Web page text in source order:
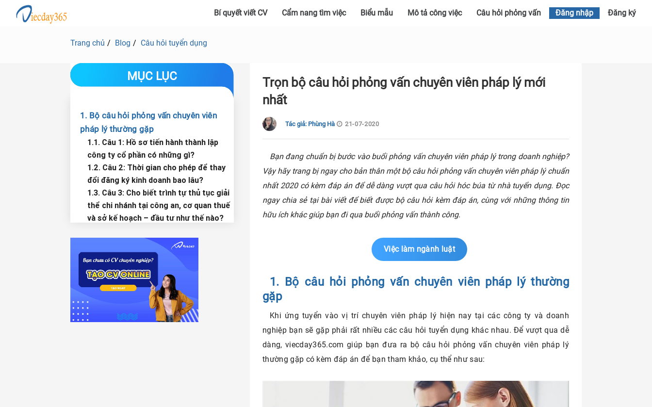
Bí quyết viết CV Cẩm nang tìm việc Biểu mẫu Mô tả công việc Câu hỏi phỏng vấn Đăng nhập Đăng ký
Trang chủ Blog Câu hỏi tuyển dụng
Trọn bộ câu hỏi phỏng vấn chuyên viên pháp lý mới
nhất
Tác giả: Phùng Hà 21-07-2020
Bạn đang chuẩn bị bước vào buổi phỏng vấn chuyên viên pháp lý trong doanh nghiệp?
Vậy hãy trang bị ngay cho bản thân một bộ câu hỏi phỏng vấn chuyên viên pháp lý chuẩn
nhất 2020 có kèm đáp án để dễ dàng vượt qua câu hỏi hóc búa từ nhà tuyển dụng. Đọc
ngay chia sẻ tại bài viết để biết được bộ câu hỏi kèm đáp án, cùng với những thông tin
hữu ích khác giúp bạn đi qua buổi phỏng vấn thành công.
MỤC LỤC
1. Bộ câu hỏi phỏng vấn chuyên viên
pháp lý thường gặp
1.1. Câu 1: Hồ sơ tiến hành thành lập
công ty cổ phần có những gì?
1.2. Câu 2: Thời gian cho phép để thay
đổi đăng ký kinh doanh bao lâu?
1.3. Câu 3: Cho biết trình tự thủ tục giải
thể chi nhánh tại công an, cơ quan thuế
và sở kế hoạch – đầu tư như thế nào?
khi kinh doanh bất động sản hay không?
Nếu có thể cụ thể như thế nào?
1.5. Câu 5: Khi tiến hành nộp hồ sơ khởi
kiện nộp cho ai?
1.6. Câu 6: Trong trường hợp đơn khởi
kiện hợp lệ, thời hạn nộp đơn khởi kiện
đến ngày có thông báo phải nộp tạm
Việc làm ngành luật
1. Bộ câu hỏi phỏng vấn chuyên viên pháp lý thường
gặp
Khi ứng tuyển vào vị trí chuyên viên pháp lý hiện nay tại các công ty và doanh
nghiệp bạn sẽ gặp phải rất nhiều các câu hỏi tuyển dụng khác nhau. Để vượt qua dễ
dàng, viecday365.com giúp bạn đưa ra bộ câu hỏi phỏng vấn chuyên viên pháp lý
thường gặp có kèm đáp án để bạn tham khảo, cụ thể như sau: